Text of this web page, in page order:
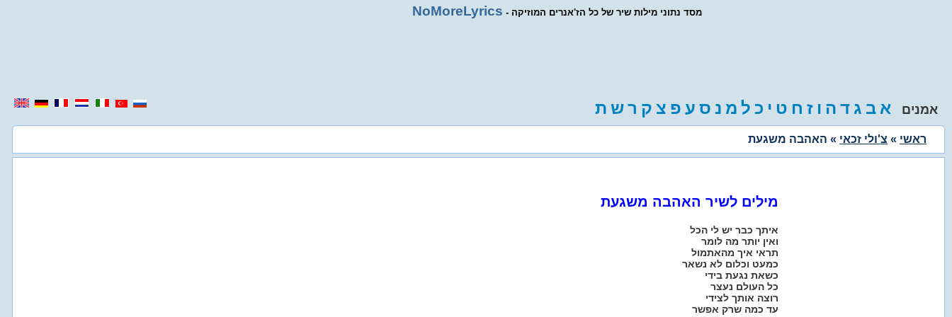
NoMoreLyrics - מסד נתוני מילות שיר של כל הז'אנרים המוזיקה
אמנים א ב ג ד ה ו ז ח ט י כ ל מ נ ס ע פ צ ק רש ת
ראשי » צ'ולי זכאי » האהבה משגעת
מילים לשיר האהבה משגעת
איתך כבר יש לי הכל
ואין יותר מה לומר
תראי איך מהאתמול
כמעט וכלום לא נשאר
כשאת נגעת בידי
כל העולם נעצר
רוצה אותך לצידי
עד כמה שרק אפשר